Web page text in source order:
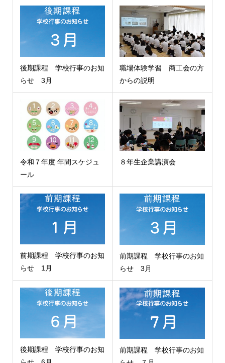
後期課程 学校行事のお知
らせ 3月
職場体験学習 商工会の方
からの説明
令和７年度 年間スケジュ
ール
８年生企業講演会
前期課程 学校行事のお知
らせ 1月
前期課程 学校行事のお知
らせ 3月
後期課程 学校行事のお知
前期課程 学校行事のお知